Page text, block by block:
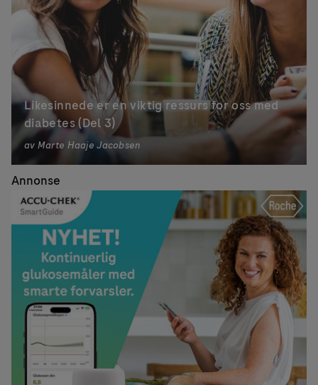
Likesinnede er en viktig ressurs for oss med
diabetes (Del 3)
av Marte Haaje Jacobsen
Annonse